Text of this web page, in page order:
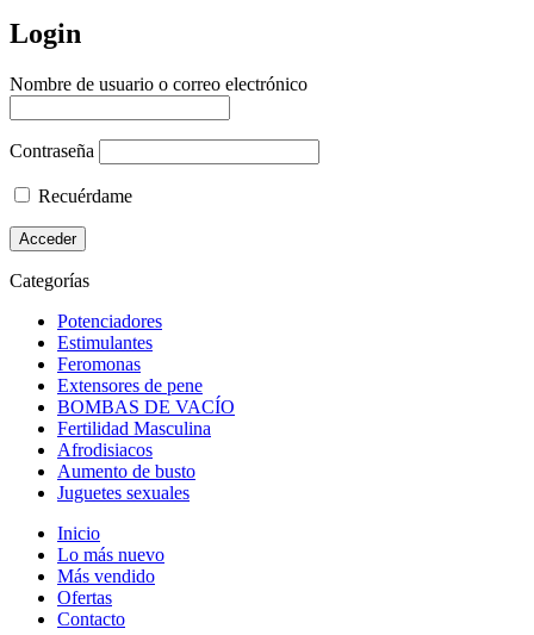
Login
Nombre de usuario o correo electrónico
Contraseña
Recuérdame
Categorías
Potenciadores
Estimulantes
Feromonas
Extensores de pene
BOMBAS DE VACÍO
Fertilidad Masculina
Afrodisiacos
Aumento de busto
Juguetes sexuales
Inicio
Lo más nuevo
Más vendido
Ofertas
Contacto